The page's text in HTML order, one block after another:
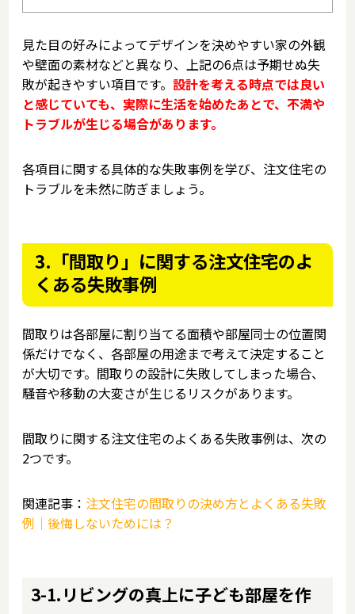
見た目の好みによってデザインを決めやすい家の外観
や壁面の素材などと異なり、上記の6点は予期せぬ失
敗が起きやすい項目です。設計を考える時点では良い
と感じていても、実際に生活を始めたあとで、不満や
トラブルが生じる場合があります。
各項目に関する具体的な失敗事例を学び、注文住宅の
トラブルを未然に防ぎましょう。
3.「間取り」に関する注文住宅のよ
くある失敗事例
間取りは各部屋に割り当てる面積や部屋同士の位置関
係だけでなく、各部屋の用途まで考えて決定すること
が大切です。間取りの設計に失敗してしまった場合、
騒音や移動の大変さが生じるリスクがあります。
間取りに関する注文住宅のよくある失敗事例は、次の
2つです。
関連記事： 注文住宅の間取りの決め方とよくある失敗
例｜後悔しないためには？
3-1.リビングの真上に子ども部屋を作